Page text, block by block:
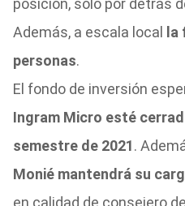
posición, sólo por detrás
Además, a escala local
personas.
El fondo de inversión
Ingram Micro esté
semestre de 2021.
Monié mantendrá su
en calidad de consejero